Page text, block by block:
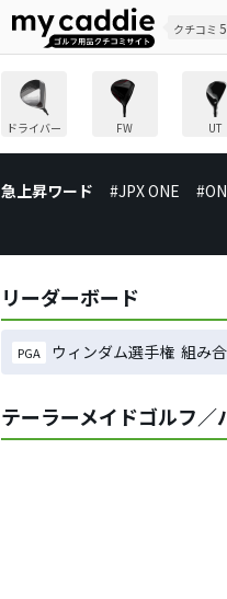
クチコミ
ドライバー FW UT
急上昇ワード #JPX ONE
リーダーボード
PGA ウィンダム選手権 組み
テーラーメイドゴルフ